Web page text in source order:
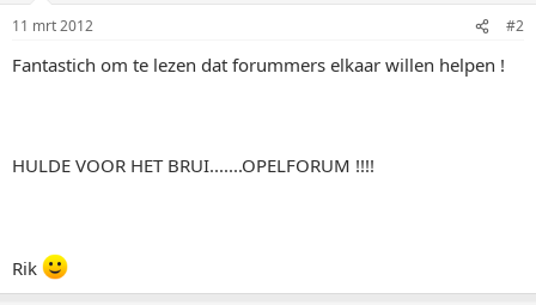
11 mrt 2012 #2
Fantastich om te lezen dat forummers elkaar willen helpen !
HULDE VOOR HET BRUI.......OPELFORUM !!!!
Rik